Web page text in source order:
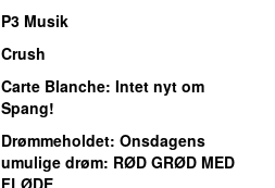
P3 Musik
Crush
Carte Blanche: Intet nyt om
Spang!
Drømmeholdet: Onsdagens
umulige drøm: RØD GRØD MED
FLØDE